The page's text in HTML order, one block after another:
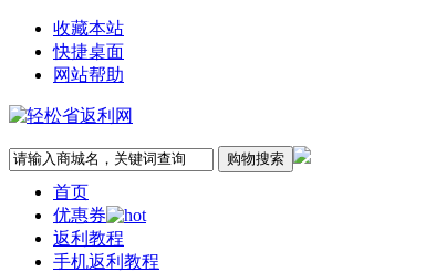
收藏本站
快捷桌面
网站帮助
首页
优惠券
返利教程
手机返利教程